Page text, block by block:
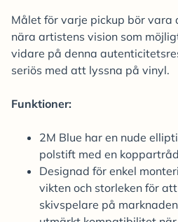
Målet för varje pickup bör vara
nära artistens vision som
vidare på denna
seriös med att lyssna på vinyl.
Funktioner:
2M Blue har en nude
polstift med en
Designad för enkel
vikten och storleken för
skivspelare på